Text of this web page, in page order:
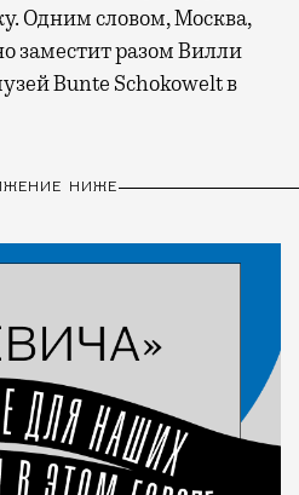
Одним словом, Москва,
заместит разом Вилли
Bunte Schokowelt в
НИЖЕ